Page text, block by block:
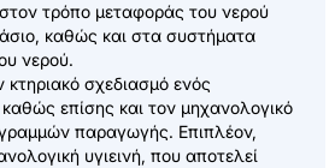
τρόπο μεταφοράς του νερού
καθώς και στα συστήματα
νερού.
κτηριακό σχεδιασμό ενός
επίσης και τον μηχανολογικό
παραγωγής. Επιπλέον,
υγιεινή, που αποτελεί